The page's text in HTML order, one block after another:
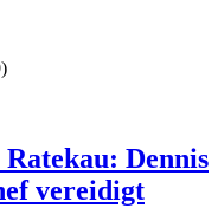
Dennis
vereidigt